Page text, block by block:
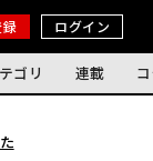
ログイン
ゴリ 連載